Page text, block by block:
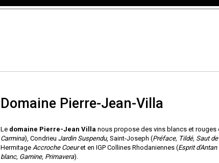
Domaine Pierre-Jean-Villa
Le domaine Pierre-Jean Villa nous propose des vins blancs et rouges
Carmina), Condrieu Jardin Suspendu, Saint-Joseph (Préface, Tildé, Saut de
Hermitage Accroche Coeuret en IGP Collines Rhodaniennes (Esprit
blanc, Gamine, Primavera).